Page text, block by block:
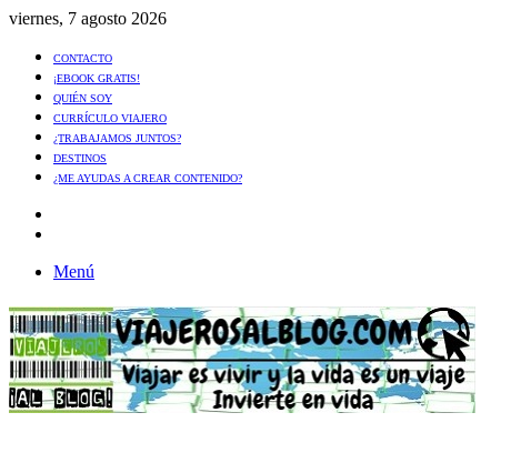
viernes, 7 agosto 2026
CONTACTO
¡EBOOK GRATIS!
QUIÉN SOY
CURRÍCULO VIAJERO
¿TRABAJAMOS JUNTOS?
DESTINOS
¿ME AYUDAS A CREAR CONTENIDO?
Menú